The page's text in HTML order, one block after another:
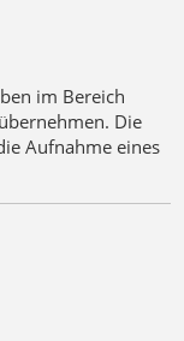
im Bereich
Die
Aufnahme eines